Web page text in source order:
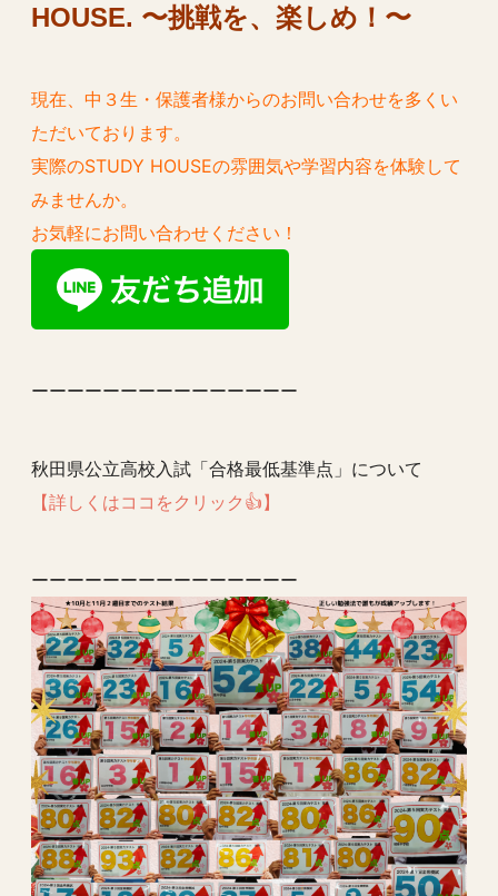
HOUSE. 〜挑戦を、楽しめ！〜
現在、中３生・保護者様からのお問い合わせを多くい
ただいております。
実際のSTUDY HOUSEの雰囲気や学習内容を体験して
みませんか。
お気軽にお問い合わせください！
ーーーーーーーーーーーーーーー
秋田県公立高校入試「合格最低基準点」について
【詳しくはココをクリック👍】
ーーーーーーーーーーーーーーー